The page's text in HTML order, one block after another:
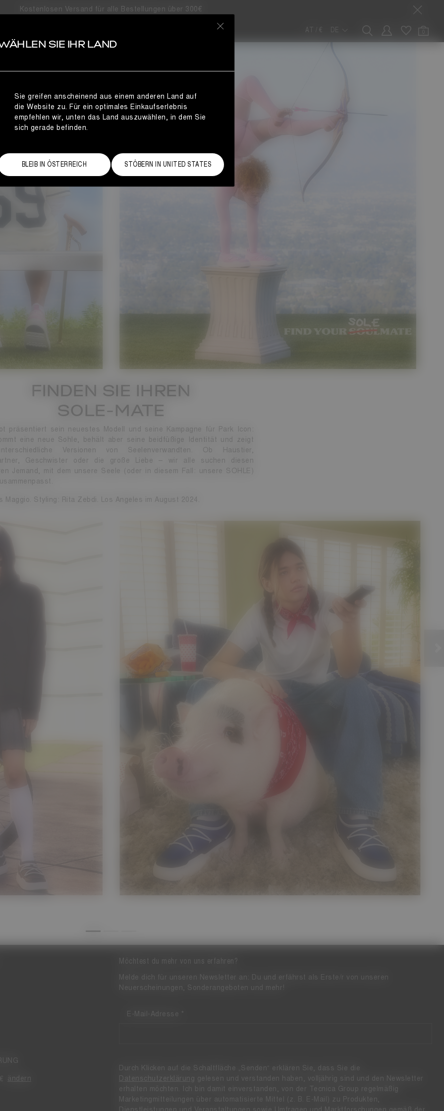
Kostenlosen Versand für alle Bestellungen über 300€
AT / € DE 0
FINDEN SIE IHREN
SOLE-MATE
präsentiert sein neuestes Modell und seine Kampagne für Park Icon:
eine neue Sohle, behält aber seine beidfüßige Identität und zeigt
Versionen von Seelenverwandten. Ob Haustier,
Geschwister oder die große Liebe – wir alle suchen diesen
Jemand, mit dem unsere Seele (oder in diesem Fall: unsere SOHLE)
Maggio. Styling: Rita Zebdi. Los Angeles im August 2024.
ändern
Möchtest du mehr von uns erfahren?
Melde dich für unseren Newsletter an: Du und erfährst als Erste/r von unseren
Neuerscheinungen, Sonderangeboten und mehr!
E-Mail-Adresse
Durch Klicken auf die Schaltfläche „Senden“ erklären Sie, dass Sie die
Datenschutzerklärung gelesen und verstanden haben, volljährig sind und den Newsletter
erhalten möchten. Ich bin damit einverstanden, von der Tecnica Group regelmäßig
Marketingmitteilungen über automatisierte Mittel (z. B. E-Mail) zu Produkten,
SIE IHR LAND
Sie greifen anscheinend aus einem anderen Land auf
die Website zu. Für ein optimales Einkaufserlebnis
empfehlen wir, unten das Land auszuwählen, in dem Sie
sich gerade befinden.
BLEIB IN ÖSTERREICH STÖBERN IN UNITED STATES